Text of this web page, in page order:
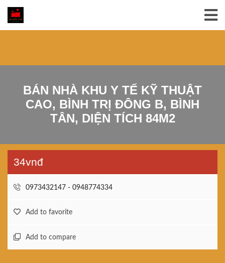
BÁN NHÀ KHU Y TẾ KỸ THUẬT
CAO, BÌNH TRỊ ĐÔNG B, BÌNH
TÂN, DIỆN TÍCH 84M2
34vnđ
0973432147 - 0948774334
Add to favorite
Add to compare